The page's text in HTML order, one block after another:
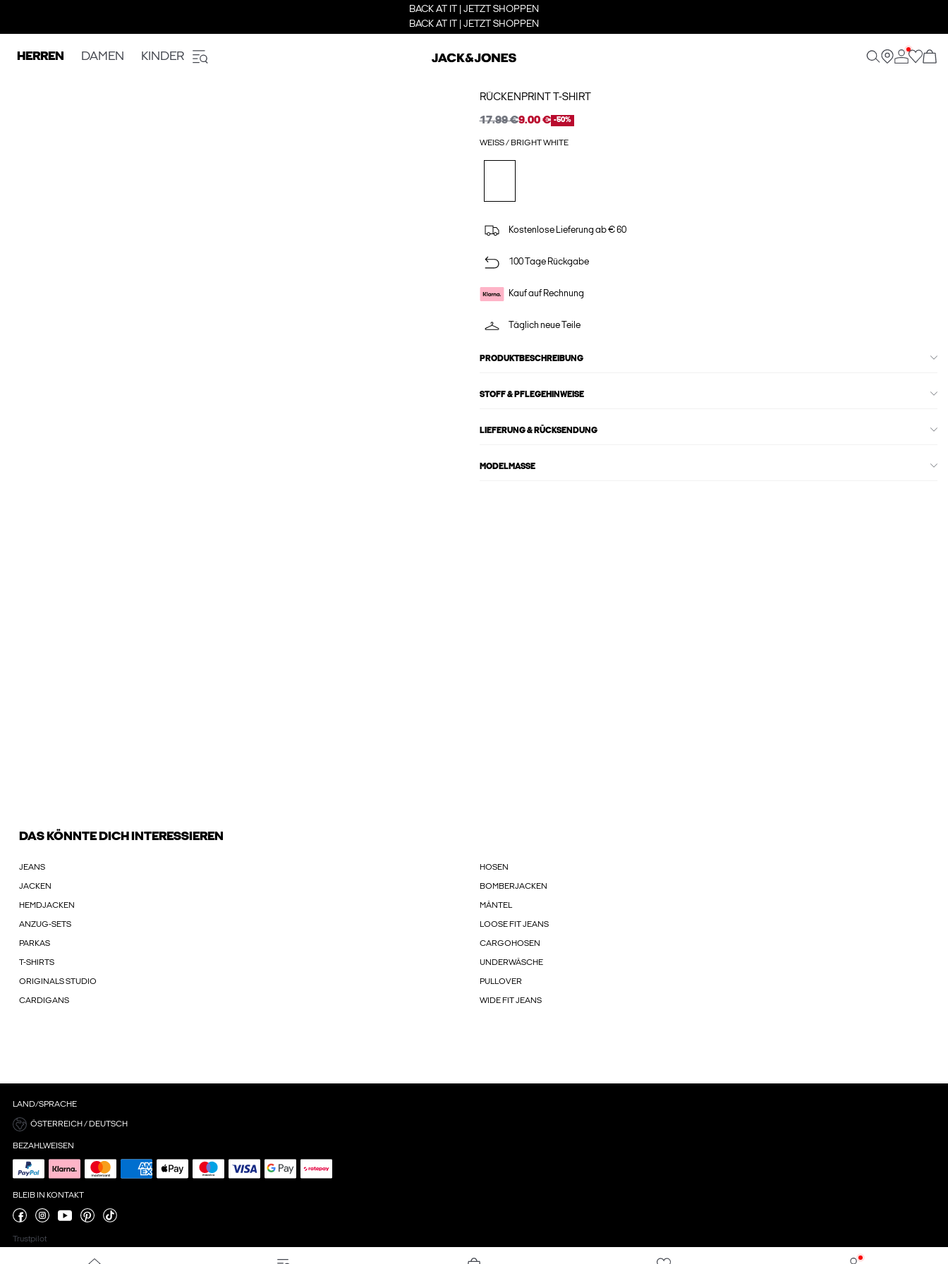
BACK AT IT | JETZT SHOPPEN
BACK AT IT | JETZT SHOPPEN
HERREN DAMEN KINDER
RÜCKENPRINT T-SHIRT
17.99 €9.00 € -50%
WEISS / BRIGHT WHITE
Kostenlose Lieferung ab € 60
100 Tage Rückgabe
Kauf auf Rechnung
Täglich neue Teile
PRODUKTBESCHREIBUNG
STOFF & PFLEGEHINWEISE
LIEFERUNG & RÜCKSENDUNG
MODELMASSE
DAS KÖNNTE DICH INTERESSIEREN
JEANS HOSEN
JACKEN BOMBERJACKEN
HEMDJACKEN MÄNTEL
ANZUG-SETS LOOSE FIT JEANS
PARKAS CARGOHOSEN
T-SHIRTS UNDERWÄSCHE
ORIGINALS STUDIO PULLOVER
CARDIGANS WIDE FIT JEANS
LAND/SPRACHE
ÖSTERREICH / DEUTSCH
BEZAHLWEISEN
BLEIB IN KONTAKT
Trustpilot